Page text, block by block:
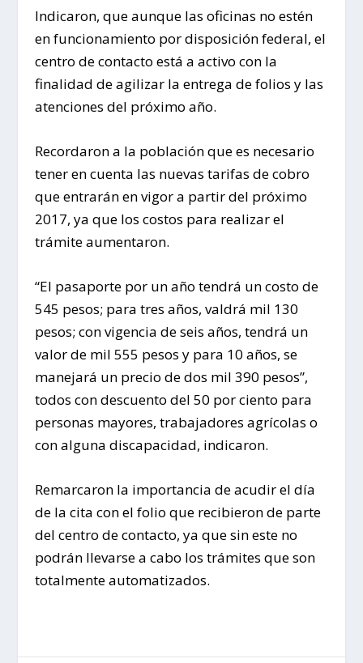
Indicaron, que aunque las oficinas no estén
en funcionamiento por disposición federal, el
centro de contacto está a activo con la
finalidad de agilizar la entrega de folios y las
atenciones del próximo año.
Recordaron a la población que es necesario
tener en cuenta las nuevas tarifas de cobro
que entrarán en vigor a partir del próximo
2017, ya que los costos para realizar el
trámite aumentaron.
“El pasaporte por un año tendrá un costo de
545 pesos; para tres años, valdrá mil 130
pesos; con vigencia de seis años, tendrá un
valor de mil 555 pesos y para 10 años, se
manejará un precio de dos mil 390 pesos”,
todos con descuento del 50 por ciento para
personas mayores, trabajadores agrícolas o
con alguna discapacidad, indicaron.
Remarcaron la importancia de acudir el día
de la cita con el folio que recibieron de parte
del centro de contacto, ya que sin este no
podrán llevarse a cabo los trámites que son
totalmente automatizados.